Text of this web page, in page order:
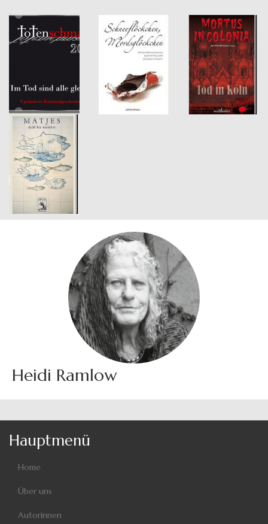
Heidi Ramlow
Hauptmenü
Home
Über uns
Autorinnen